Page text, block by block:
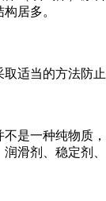
居多。
适当的方法防
是一种纯物质
滑剂、稳定剂